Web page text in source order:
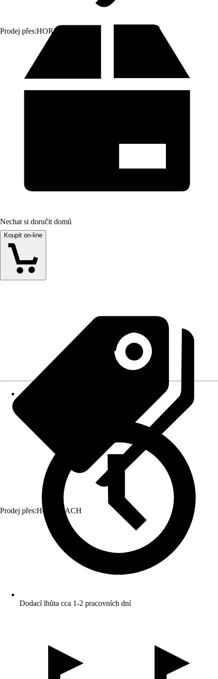
Prodej přes:HORNBACH
Nechat si doručit domů
Koupit on-line
Prodej přes:HORNBACH
Dodací lhůta cca 1-2 pracovních dní